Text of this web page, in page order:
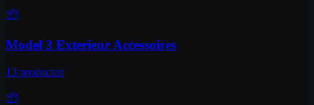
📦
Model 3 Exterieur Accessoires
13 producten
📦